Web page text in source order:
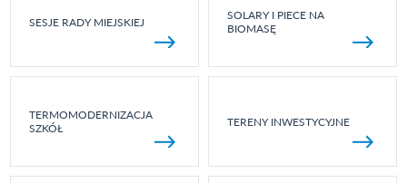
SESJE RADY MIEJSKIEJ
SOLARY I PIECE NA
BIOMASĘ
TERMOMODERNIZACJA
SZKÓŁ
TERENY INWESTYCYJNE